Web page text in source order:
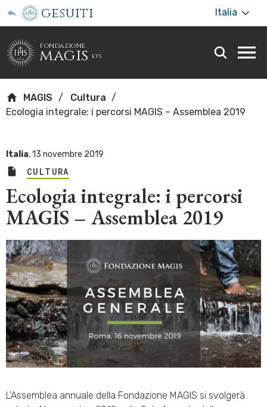
gesuiti Italia
fondazione
magis ets
MAGIS
Cultura
Ecologia integrale: i percorsi MAGIS – Assemblea 2019
Italia,13 novembre 2019
CULTURA
Ecologia integrale: i percorsi
MAGIS – Assemblea 2019
L’Assemblea annuale della Fondazione MAGIS si svolgerà